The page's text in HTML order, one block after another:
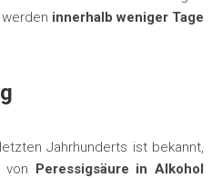
innerhalb weniger Tage
Jahrhunderts ist bekannt,
von Peressigsäure in Alkohol